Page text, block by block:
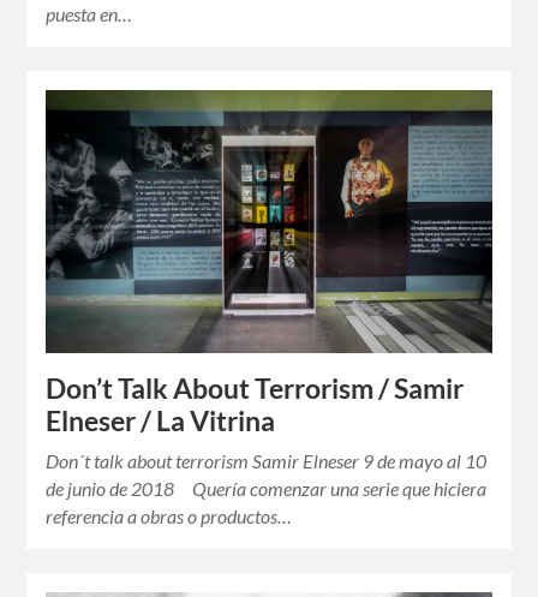
puesta en…
Don’t Talk About Terrorism / Samir
Elneser / La Vitrina
Don´t talk about terrorism Samir Elneser 9 de mayo al 10
de junio de 2018 Quería comenzar una serie que hiciera
referencia a obras o productos…